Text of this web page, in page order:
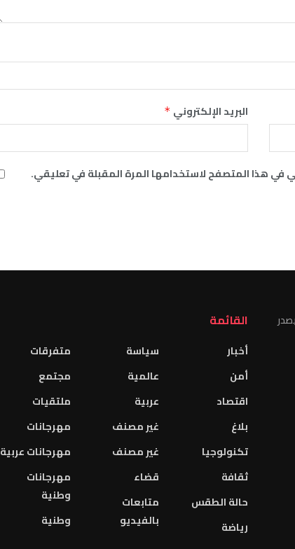
البريد الإلكتروني *
في هذا المتصفح لاستخدامها المرة المقبلة في تعليقي.
القائمة
أخبار
أمن
اقتصاد
بلاغ
تكنولوجيا
ثقافة
حالة الطقس
رياضة
سياسة
عالمية
عربية
غير مصنف
غير مصنف
قضاء
متابعات
بالفيديو
متفرقات
مجتمع
ملتقيات
مهرجانات
مهرجانات عربية
مهرجانات
وطنية
وطنية